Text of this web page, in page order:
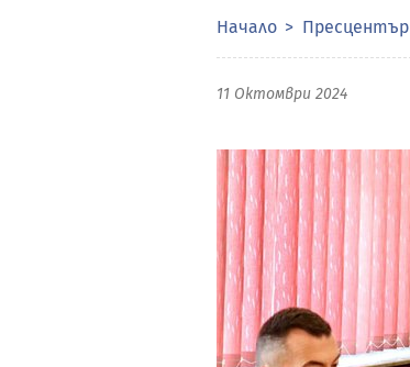
Начало Пресцентър
11 Октомври 2024